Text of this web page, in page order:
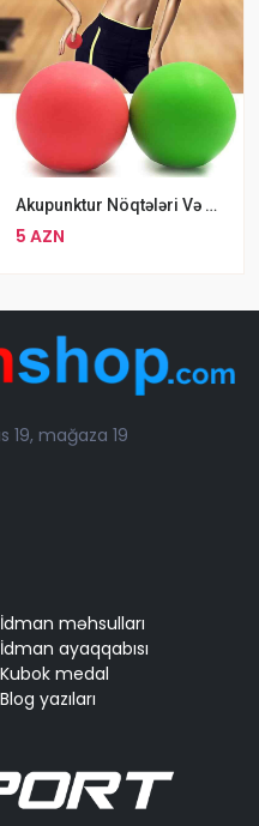
Akupunktur Nöqtələri Və Əzələ Ağrılarına Faydalı Silikon TPE Masaj Topu
5 AZN
19, mağaza 19
İdman məhsulları
İdman ayaqqabısı
Kubok medal
Blog yazıları